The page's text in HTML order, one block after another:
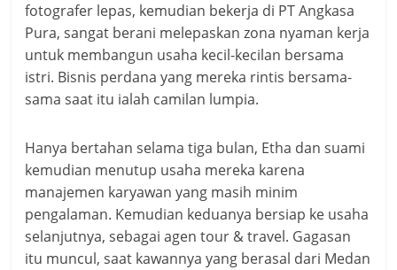
fotografer lepas, kemudian bekerja di PT Angkasa
Pura, sangat berani melepaskan zona nyaman kerja
untuk membangun usaha kecil-kecilan bersama
istri. Bisnis perdana yang mereka rintis bersama-
sama saat itu ialah camilan lumpia.
Hanya bertahan selama tiga bulan, Etha dan suami
kemudian menutup usaha mereka karena
manajemen karyawan yang masih minim
pengalaman. Kemudian keduanya bersiap ke usaha
selanjutnya, sebagai agen tour & travel. Gagasan
itu muncul, saat kawannya yang berasal dari Medan